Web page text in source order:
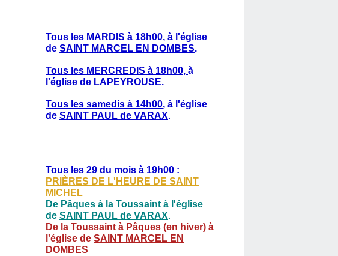
Tous les MARDIS à 18h00, à l'église
de SAINT MARCEL EN DOMBES.
Tous les MERCREDIS à 18h00, à
l'église de LAPEYROUSE.
Tous les samedis à 14h00, à l'église
de SAINT PAUL de VARAX.
Tous les 29 du mois à 19h00 :
PRIÈRES DE L'HEURE DE SAINT
MICHEL
De Pâques à la Toussaint à l'église
de SAINT PAUL de VARAX.
De la Toussaint à Pâques (en hiver) à
l'église de SAINT MARCEL EN
DOMBES